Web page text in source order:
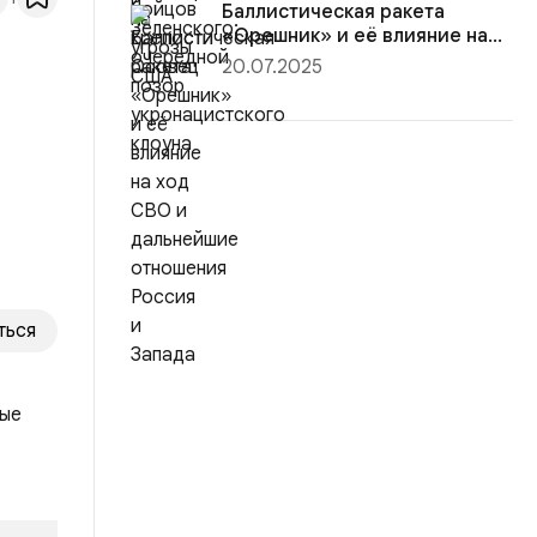
Баллистическая ракета
«Орешник» и её влияние на
ход СВО...
20.07.2025